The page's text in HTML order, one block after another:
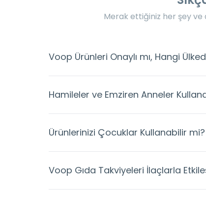
Merak ettiğiniz her şey ve
Voop Ürünleri Onaylı mı, Hangi
Hamileler ve Emziren Anneler
Ürünlerinizi Çocuklar Kullanabilir mi?
Voop Gıda Takviyeleri İlaçlarla